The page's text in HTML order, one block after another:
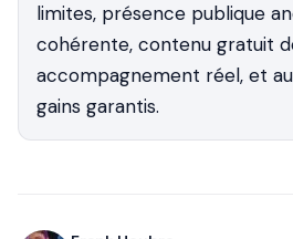
limites, présence publique
cohérente, contenu gratuit
accompagnement réel, et
gains garantis.